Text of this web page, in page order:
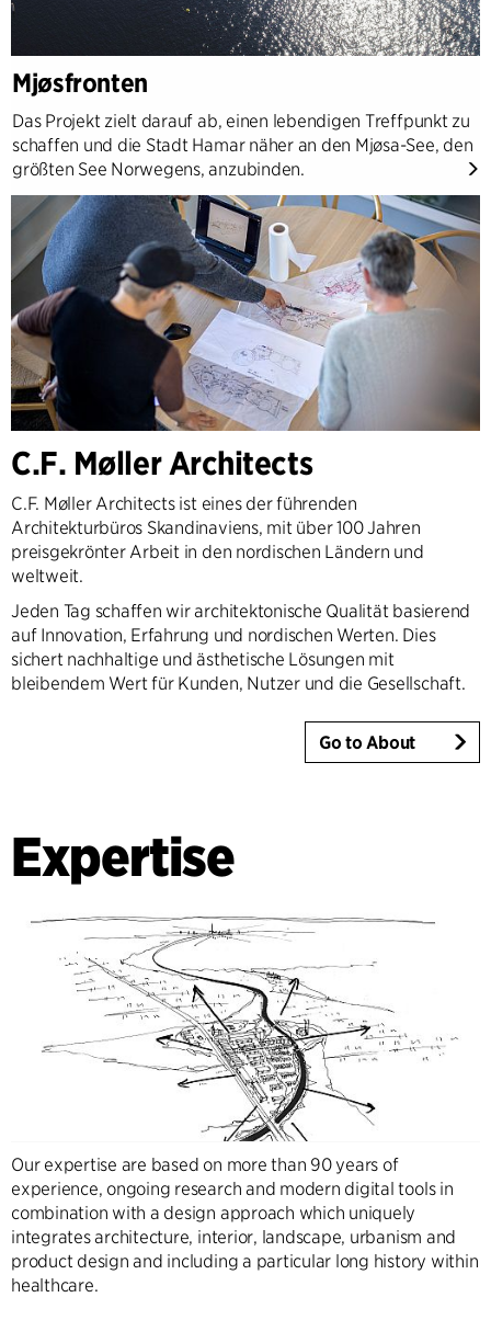
Mjøsfronten
Das Projekt zielt darauf ab, einen lebendigen Treffpunkt zu
schaffen und die Stadt Hamar näher an den Mjøsa-See, den
größten See Norwegens, anzubinden.
C.F. Møller Architects
C.F. Møller Architects ist eines der führenden
Architekturbüros Skandinaviens, mit über 100 Jahren
preisgekrönter Arbeit in den nordischen Ländern und
weltweit.
Jeden Tag schaffen wir architektonische Qualität basierend
auf Innovation, Erfahrung und nordischen Werten. Dies
sichert nachhaltige und ästhetische Lösungen mit
bleibendem Wert für Kunden, Nutzer und die Gesellschaft.
Go to About
Expertise
Our expertise are based on more than 90 years of
experience, ongoing research and modern digital tools in
combination with a design approach which uniquely
integrates architecture, interior, landscape, urbanism and
product design and including a particular long history within
healthcare.